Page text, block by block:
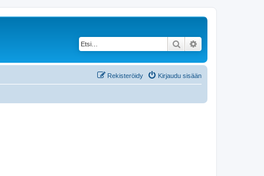
Etsi
Kirjaudu sisään
Rekisteröidy